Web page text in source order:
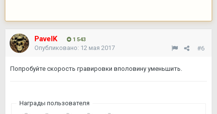
PavelK 1 543
#6
Опубликовано: 12 мая 2017
Попробуйте скорость гравировки вполовину уменьшить.
Награды пользователя